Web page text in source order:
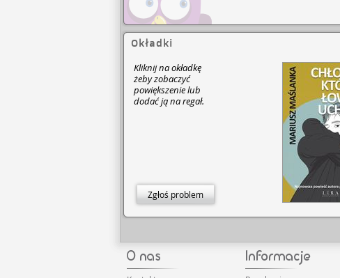
Okładki
Kliknij na okładkę
żeby zobaczyć
powiększenie lub
dodać ją na regał.
Zgłoś problem